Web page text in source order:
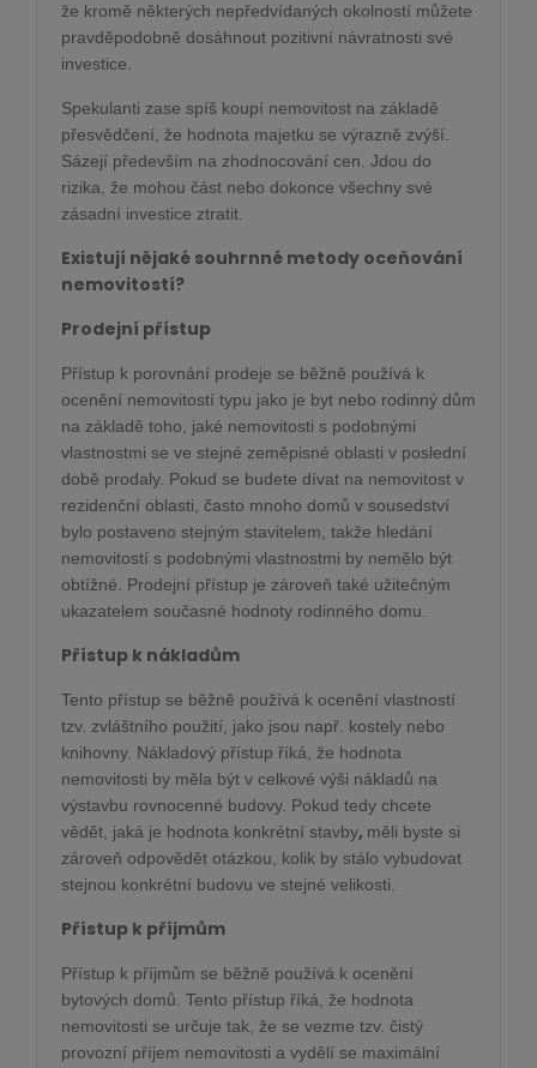
že kromě některých nepředvídaných okolností můžete
pravděpodobně dosáhnout pozitivní návratnosti své
investice.
Spekulanti zase spíš koupí nemovitost na základě
přesvědčení, že hodnota majetku se výrazně zvýší.
Sázejí především na zhodnocování cen. Jdou do
rizika, že mohou část nebo dokonce všechny své
zásadní investice ztratit.
Existují nějaké souhrnné metody oceňování
nemovitostí?
Prodejní přístup
Přístup k porovnání prodeje se běžně používá k
ocenění nemovitostí typu jako je byt nebo rodinný dům
na základě toho, jaké nemovitosti s podobnými
vlastnostmi se ve stejné zeměpisné oblasti v poslední
době prodaly. Pokud se budete dívat na nemovitost v
rezidenční oblasti, často mnoho domů v sousedství
bylo postaveno stejným stavitelem, takže hledání
nemovitostí s podobnými vlastnostmi by nemělo být
obtížné. Prodejní přístup je zároveň také užitečným
ukazatelem současné hodnoty rodinného domu.
Přístup k nákladům
Tento přístup se běžně používá k ocenění vlastností
tzv. zvláštního použití, jako jsou např. kostely nebo
knihovny. Nákladový přístup říká, že hodnota
nemovitosti by měla být v celkové výši nákladů na
výstavbu rovnocenné budovy. Pokud tedy chcete
vědět, jaká je hodnota konkrétní stavby, měli byste si
zároveň odpovědět otázkou, kolik by stálo vybudovat
stejnou konkrétní budovu ve stejné velikosti.
Přístup k příjmům
Přístup k příjmům se běžně používá k ocenění
bytových domů. Tento přístup říká, že hodnota
nemovitosti se určuje tak, že se vezme tzv. čistý
provozní příjem nemovitosti a vydělí se maximální